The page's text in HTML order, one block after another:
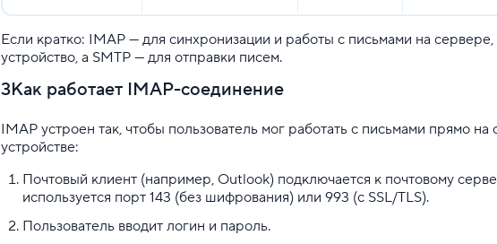
Если кратко: IMAP — для синхронизации и работы с письмами на
устройство, а SMTP — для отправки писем.
3Как работает IMAP-соединение
IMAP устроен так, чтобы пользователь мог работать с письмами прямо
устройстве:
Почтовый клиент (например, Outlook) подключается к почтовому
используется порт 143 (без шифрования) или 993 (с SSL/TLS).
Пользователь вводит логин и пароль.